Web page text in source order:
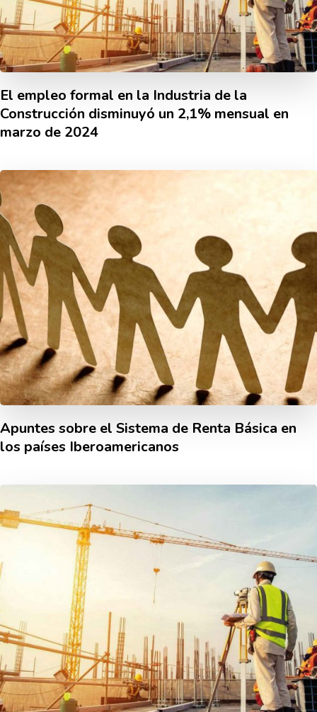
El empleo formal en la Industria de la
Construcción disminuyó un 2,1% mensual en
marzo de 2024
Apuntes sobre el Sistema de Renta Básica en
los paí­ses Iberoamericanos